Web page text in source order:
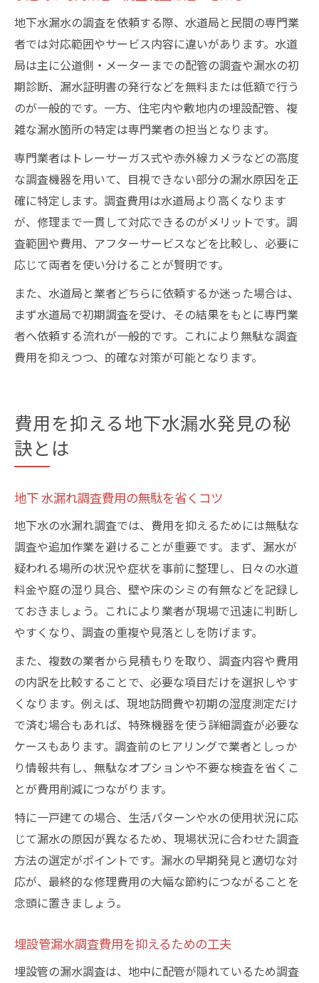
地下水漏水の調査を依頼する際、水道局と民間の専門業
者では対応範囲やサービス内容に違いがあります。水道
局は主に公道側・メーターまでの配管の調査や漏水の初
期診断、漏水証明書の発行などを無料または低額で行う
のが一般的です。一方、住宅内や敷地内の埋設配管、複
雑な漏水箇所の特定は専門業者の担当となります。
専門業者はトレーサーガス式や赤外線カメラなどの高度
な調査機器を用いて、目視できない部分の漏水原因を正
確に特定します。調査費用は水道局より高くなります
が、修理まで一貫して対応できるのがメリットです。調
査範囲や費用、アフターサービスなどを比較し、必要に
応じて両者を使い分けることが賢明です。
また、水道局と業者どちらに依頼するか迷った場合は、
まず水道局で初期調査を受け、その結果をもとに専門業
者へ依頼する流れが一般的です。これにより無駄な調査
費用を抑えつつ、的確な対策が可能となります。
費用を抑える地下水漏水発見の秘
訣とは
地下 水漏れ調査費用の無駄を省くコツ
地下水の水漏れ調査では、費用を抑えるためには無駄な
調査や追加作業を避けることが重要です。まず、漏水が
疑われる場所の状況や症状を事前に整理し、日々の水道
料金や庭の湿り具合、壁や床のシミの有無などを記録し
ておきましょう。これにより業者が現場で迅速に判断し
やすくなり、調査の重複や見落としを防げます。
また、複数の業者から見積もりを取り、調査内容や費用
の内訳を比較することで、必要な項目だけを選択しやす
くなります。例えば、現地訪問費や初期の湿度測定だけ
で済む場合もあれば、特殊機器を使う詳細調査が必要な
ケースもあります。調査前のヒアリングで業者としっか
り情報共有し、無駄なオプションや不要な検査を省くこ
とが費用削減につながります。
特に一戸建ての場合、生活パターンや水の使用状況に応
じて漏水の原因が異なるため、現場状況に合わせた調査
方法の選定がポイントです。漏水の早期発見と適切な対
応が、最終的な修理費用の大幅な節約につながることを
念頭に置きましょう。
埋設管漏水調査費用を抑えるための工夫
埋設管の漏水調査は、地中に配管が隠れているため調査